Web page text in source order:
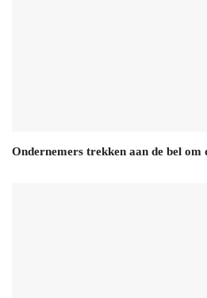
Ondernemers trekken aan de bel om